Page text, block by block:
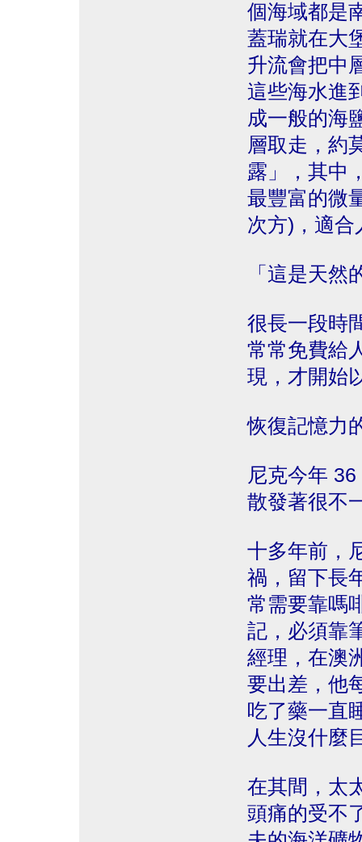
個海域都是
蓋瑞就在大
升流會把中
這些海水進
成一般的海
層取走，約
露」，其中
最豐富的微
次方)，適合
「這是天
很長一段時
常常免費給
現，才開始
恢復記憶力
尼克今年
散發著很不
十多年前，
禍，留下長
常需要靠嗎
記，必須靠
經理，在澳
要出差，他
吃了藥一直
人生沒什麼
在其間，太
頭痛的受不